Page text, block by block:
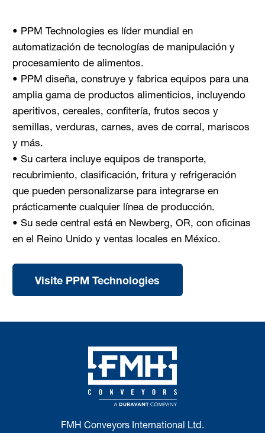
• PPM Technologies es líder mundial en
automatización de tecnologías de manipulación y
procesamiento de alimentos.
• PPM diseña, construye y fabrica equipos para una
amplia gama de productos alimenticios, incluyendo
aperitivos, cereales, confitería, frutos secos y
semillas, verduras, carnes, aves de corral, mariscos
y más.
• Su cartera incluye equipos de transporte,
recubrimiento, clasificación, fritura y refrigeración
que pueden personalizarse para integrarse en
prácticamente cualquier línea de producción.
• Su sede central está en Newberg, OR, con oficinas
en el Reino Unido y ventas locales en México.
Visite PPM Technologies
FMH Conveyors International Ltd.